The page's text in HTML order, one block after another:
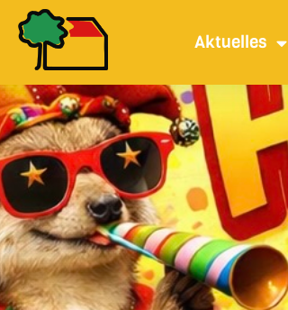
Aktuelles